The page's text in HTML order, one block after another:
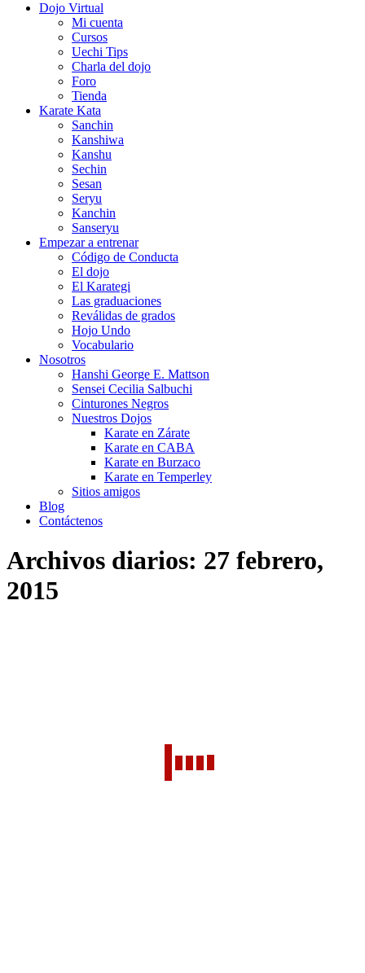
Dojo Virtual
Mi cuenta
Cursos
Uechi Tips
Charla del dojo
Foro
Tienda
Karate Kata
Sanchin
Kanshiwa
Kanshu
Sechin
Sesan
Seryu
Kanchin
Sanseryu
Empezar a entrenar
Código de Conducta
El dojo
El Karategi
Las graduaciones
Reválidas de grados
Hojo Undo
Vocabulario
Nosotros
Hanshi George E. Mattson
Sensei Cecilia Salbuchi
Cinturones Negros
Nuestros Dojos
Karate en Zárate
Karate en CABA
Karate en Burzaco
Karate en Temperley
Sitios amigos
Blog
Contáctenos
Archivos diarios: 27 febrero,
2015